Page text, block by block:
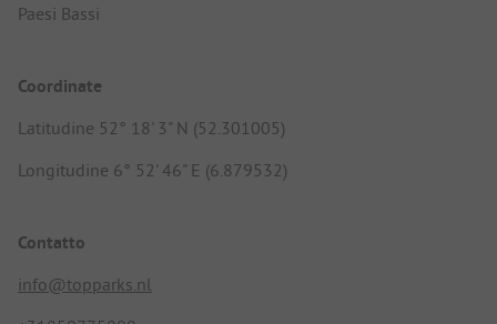
Paesi Bassi
Coordinate
Latitudine 52° 18' 3" N (52.301005)
Longitudine 6° 52' 46" E (6.879532)
Contatto
info@topparks.nl